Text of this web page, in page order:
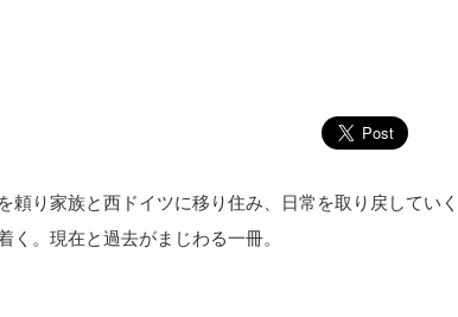
り家族と西ドイツに移り住み、日常を取り戻してい
。現在と過去がまじわる一冊。